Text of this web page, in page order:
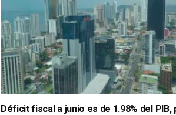
Déficit fiscal a junio es de 1.98% del PIB,